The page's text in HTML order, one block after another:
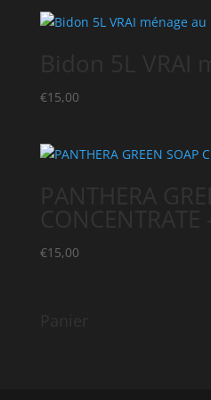
€15,00
€15,00